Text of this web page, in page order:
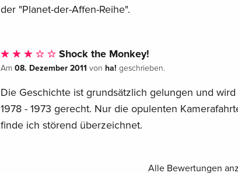
der "Planet-der-Affen-Reihe".
Shock the Monkey!
Am 08. Dezember 2011 von ha! geschrieben.
Die Geschichte ist grundsätzlich gelungen und
1978 - 1973 gerecht. Nur die opulenten
finde ich störend überzeichnet.
Alle Bewertungen